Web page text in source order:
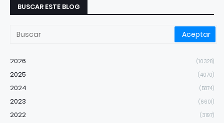
BUSCAR ESTE BLOG
2026 (10328)
2025 (4070)
2024 (5874)
2023 (6601)
2022 (3197)